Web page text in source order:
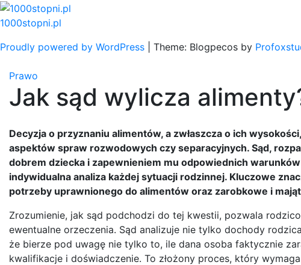
Skip
to
1000stopni.pl
Proudly powered by WordPress
Theme: Blogpecos by
Prawo
Jak sąd wylicza
Decyzja o przyznaniu alimentów, a zwłaszcza o ich
aspektów spraw rozwodowych czy separacyjnych. Sąd,
dobrem dziecka i zapewnieniem mu odpowiednich
indywidualna analiza każdej sytuacji rodzinnej. Kluczowe
potrzeby uprawnionego do alimentów oraz zarobkowe i
Zrozumienie, jak sąd podchodzi do tej kwestii, pozwala
ewentualne orzeczenia. Sąd analizuje nie tylko dochody
że bierze pod uwagę nie tylko to, ile dana osoba faktycznie
kwalifikacje i doświadczenie. To złożony proces, który